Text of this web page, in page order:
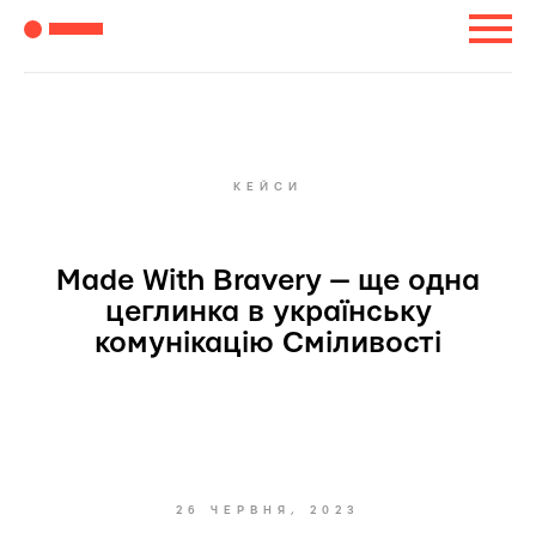
КЕЙСИ
Made With Bravery — ще одна
цеглинка в українську
комунікацію Сміливості
26 ЧЕРВНЯ, 2023